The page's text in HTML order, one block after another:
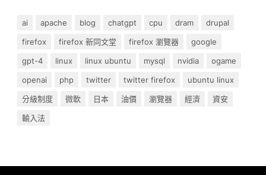
ai apache blog chatgpt cpu dram
drupal
firefox
firefox 新同文堂 firefox 瀏覽器
google
gpt-4
linux linux ubuntu mysql nvidia
ogame
openai
php twitter twitter firefox
ubuntu linux
分級制度
微軟 日本 油價 瀏覽器 經濟
資安
輸入法